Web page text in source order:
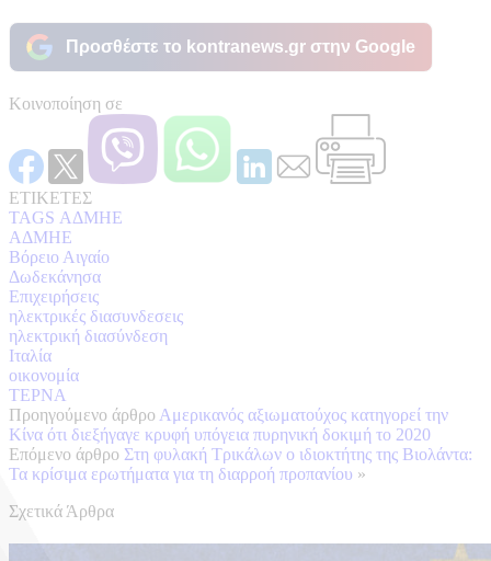
Προσθέστε το kontranews.gr στην Google
Κοινοποίηση σε
ΕΤΙΚΕΤΕΣ
TAGS ΑΔΜΗΕ
ΑΔΜΗΕ
Βόρειο Αιγαίο
Δωδεκάνησα
Επιχειρήσεις
ηλεκτρικές διασυνδεσεις
ηλεκτρική διασύνδεση
Ιταλία
οικονομία
ΤΕΡΝΑ
Προηγούμενο άρθρο Αμερικανός αξιωματούχος κατηγορεί την
Κίνα ότι διεξήγαγε κρυφή υπόγεια πυρηνική δοκιμή το 2020
Επόμενο άρθρο Στη φυλακή Τρικάλων ο ιδιοκτήτης της Βιολάντα:
Τα κρίσιμα ερωτήματα για τη διαρροή προπανίου »
Σχετικά Άρθρα